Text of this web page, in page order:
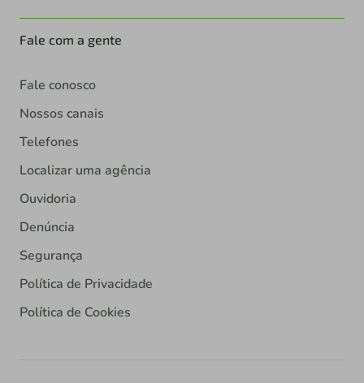
Fale com a gente
Fale conosco
Nossos canais
Telefones
Localizar uma agência
Ouvidoria
Denúncia
Segurança
Política de Privacidade
Política de Cookies